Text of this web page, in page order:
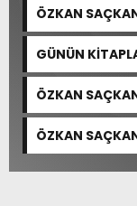
ÖZKAN
GÜNÜN
ÖZKAN
ÖZKAN